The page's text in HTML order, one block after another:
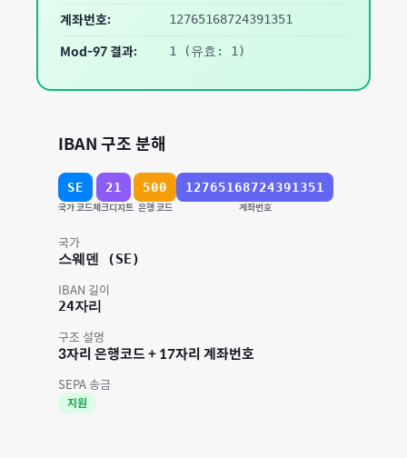
계좌번호: 12765168724391351
Mod-97 결과: 1 (유효: 1)
IBAN 구조 분해
SE
국가 코드
21
체크디지트
500
은행 코드
12765168724391351
계좌번호
국가
스웨덴 (SE)
IBAN 길이
24자리
구조 설명
3자리 은행코드 + 17자리 계좌번호
SEPA 송금
지원